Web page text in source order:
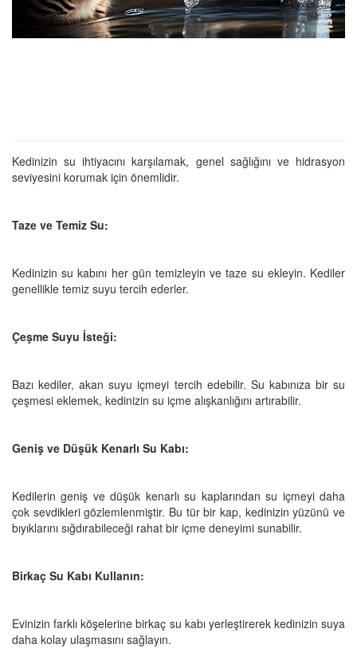
Kedinizin su ihtiyacını karşılamak, genel sağlığını ve hidrasyon
seviyesini korumak için önemlidir.
Taze ve Temiz Su:
Kedinizin su kabını her gün temizleyin ve taze su ekleyin. Kediler
genellikle temiz suyu tercih ederler.
Çeşme Suyu İsteği:
Bazı kediler, akan suyu içmeyi tercih edebilir. Su kabınıza bir su
çeşmesi eklemek, kedinizin su içme alışkanlığını artırabilir.
Geniş ve Düşük Kenarlı Su Kabı:
Kedilerin geniş ve düşük kenarlı su kaplarından su içmeyi daha
çok sevdikleri gözlemlenmiştir. Bu tür bir kap, kedinizin yüzünü ve
bıyıklarını sığdırabileceği rahat bir içme deneyimi sunabilir.
Birkaç Su Kabı Kullanın:
Evinizin farklı köşelerine birkaç su kabı yerleştirerek kedinizin suya
daha kolay ulaşmasını sağlayın.